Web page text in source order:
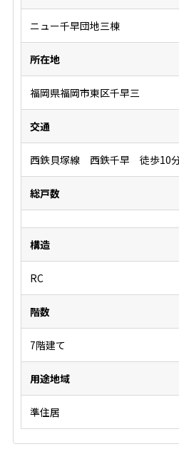
ニュー千早団地三棟
所在地
福岡県福岡市東区千早三
交通
西鉄貝塚線 西鉄千早 徒歩10
総戸数
構造
RC
階数
7階建て
用途地域
準住居